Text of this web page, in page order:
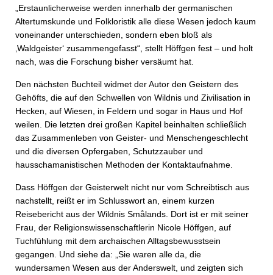
„Erstaunlicherweise werden innerhalb der germanischen
Altertumskunde und Folkloristik alle diese Wesen jedoch kaum
voneinander unterschieden, sondern eben bloß als
‚Waldgeister‘ zusammengefasst“, stellt Höffgen fest – und holt
nach, was die Forschung bisher versäumt hat.
Den nächsten Buchteil widmet der Autor den Geistern des
Gehöfts, die auf den Schwellen von Wildnis und Zivilisation in
Hecken, auf Wiesen, in Feldern und sogar in Haus und Hof
weilen. Die letzten drei großen Kapitel beinhalten schließlich
das Zusammenleben von Geister- und Menschengeschlecht
und die diversen Opfergaben, Schutzzauber und
hausschamanistischen Methoden der Kontaktaufnahme.
Dass Höffgen der Geisterwelt nicht nur vom Schreibtisch aus
nachstellt, reißt er im Schlusswort an, einem kurzen
Reisebericht aus der Wildnis Smålands. Dort ist er mit seiner
Frau, der Religionswissenschaftlerin Nicole Höffgen, auf
Tuchfühlung mit dem archaischen Alltagsbewusstsein
gegangen. Und siehe da: „Sie waren alle da, die
wundersamen Wesen aus der Anderswelt, und zeigten sich